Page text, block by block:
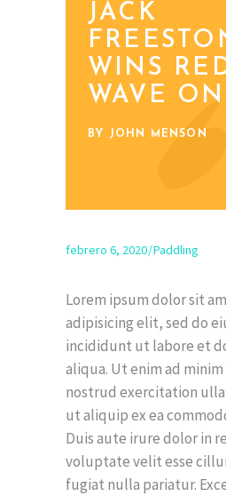
JACK
WINS
WAVE
BY JOHN MENSON
febrero 6, 2020 Paddling
Lorem ipsum dolor sit
adipisicing elit, sed do
incididunt ut labore et
aliqua. Ut enim ad
nostrud exercitation
ut aliquip ex ea
Duis aute irure dolor in
voluptate velit esse
fugiat nulla pariatur.